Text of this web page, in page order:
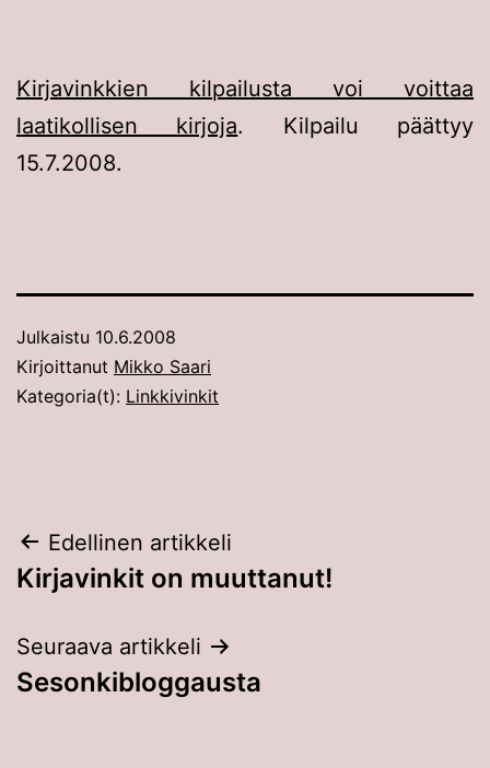
Kirjavinkkien kilpailusta voi voittaa
laatikollisen kirjoja. Kilpailu päättyy
15.7.2008.
Julkaistu 10.6.2008
Kirjoittanut Mikko Saari
Kategoria(t): Linkkivinkit
Artikkelien
selaus
Edellinen artikkeli
Kirjavinkit on muuttanut!
Seuraava artikkeli
Sesonkibloggausta